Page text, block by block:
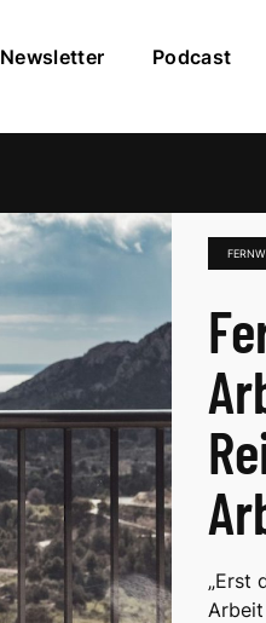
Newsletter Podcast
„Erst